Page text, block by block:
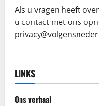
Als u vragen heeft
u contact met ons
LINKS
Ons verhaal